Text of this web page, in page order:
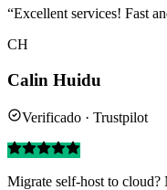
“Excellent services! Fast
CH
Calin Huidu
Verificado · Trustpilot
Migrate self-host to cloud?